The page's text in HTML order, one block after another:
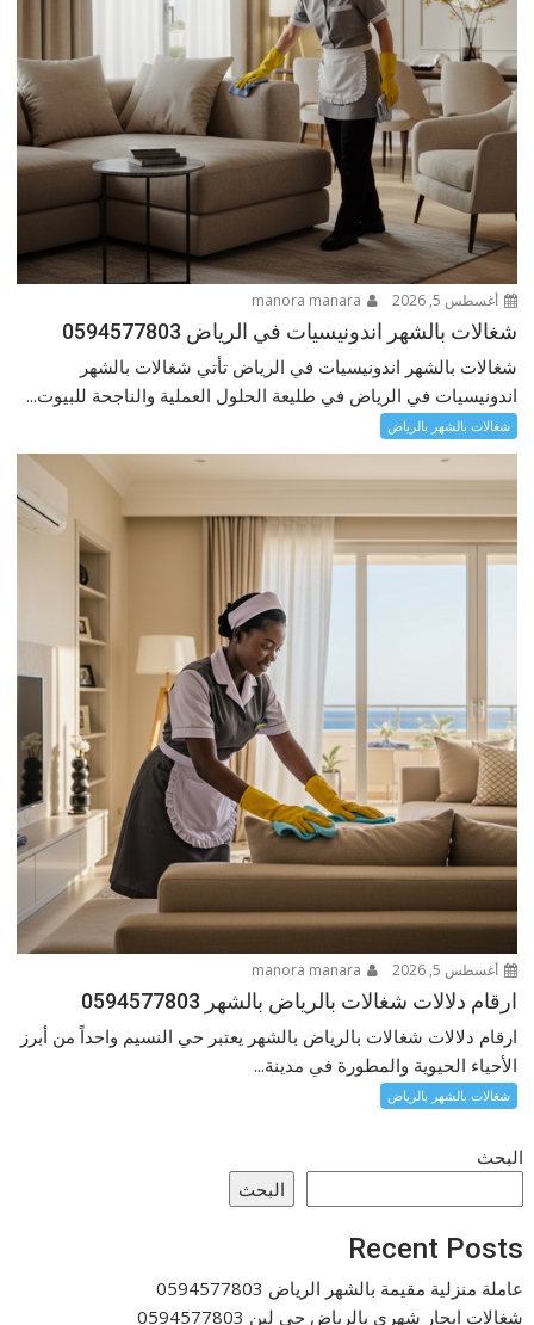
أغسطس 5, 2026
شغالات بالشهر اندونيسيات في الرياض 0594577803
شغالات بالشهر اندونيسيات في الرياض تأتي شغالات بالشهر
اندونيسيات في الرياض في طليعة الحلول العملية والناجحة للبيوت...
شغالات بالشهر بالرياض
أغسطس 5, 2026
ارقام دلالات شغالات بالرياض بالشهر 0594577803
ارقام دلالات شغالات بالرياض بالشهر يعتبر حي النسيم واحداً من أبرز
الأحياء الحيوية والمطورة في مدينة...
شغالات بالشهر بالرياض
البحث
البحث
Recent Posts
عاملة منزلية مقيمة بالشهر الرياض 0594577803
شغالات ايجار شهري بالرياض حى لبن 0594577803